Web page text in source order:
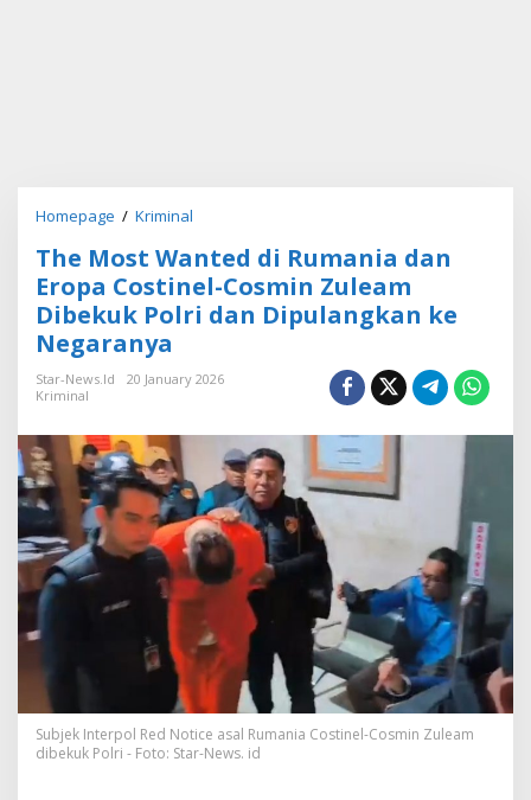
Homepage / Kriminal
e
M
o
s
a
d
i
R
u
m
a
a
a
n
E
The Most Wanted di Rumania dan
Eropa Costinel-Cosmin Zuleam
Dibekuk Polri dan Dipulangkan ke
Negaranya
Star-News.id
20 January 2026
Kriminal
Subjek Interpol Red Notice asal Rumania Costinel-Cosmin Zuleam
dibekuk Polri - Foto: Star-News. id